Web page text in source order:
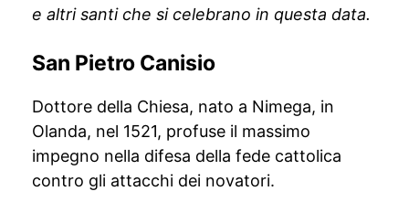
e altri santi che si celebrano in questa data.
San Pietro Canisio
Dottore della Chiesa, nato a Nimega, in
Olanda, nel 1521, profuse il massimo
impegno nella difesa della fede cattolica
contro gli attacchi dei novatori.